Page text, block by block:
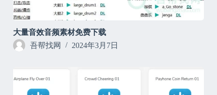
大量音效音频素材免费下载
吾帮找网
2024年3月7日